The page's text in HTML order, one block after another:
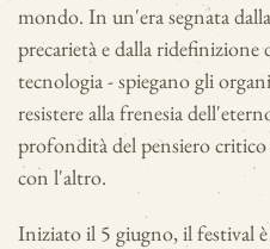
mondo. In un'era segnata
precarietà e dalla
tecnologia - spiegano gli
resistere alla frenesia
profondità del pensiero
con l'altro.
Iniziato il 5 giugno, il festival